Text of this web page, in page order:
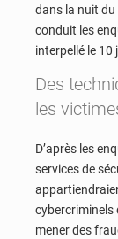
dans la nuit
conduit les
interpellé le 10
Des
les
D’après les
services de
cybercriminels
mener des